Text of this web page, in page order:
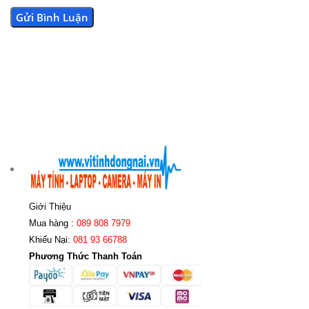
Giới Thiệu
Mua hàng : 089 808 7979
Khiếu Nại: 081 93 66788
Phương Thức Thanh Toán